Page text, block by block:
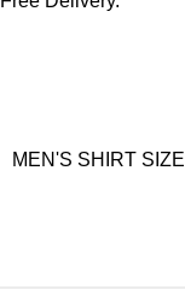
MEN'S SHIRT SIZE